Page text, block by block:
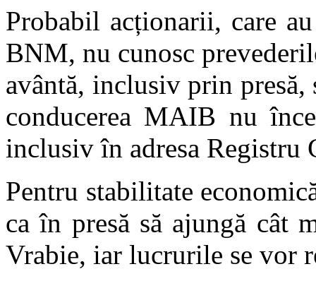
Probabil acționarii, care
BNM, nu cunosc
avântă, inclusiv prin
conducerea MAIB nu
inclusiv în adresa Registru
Pentru stabilitate
ca în presă să ajungă cât
Vrabie, iar lucrurile se vor